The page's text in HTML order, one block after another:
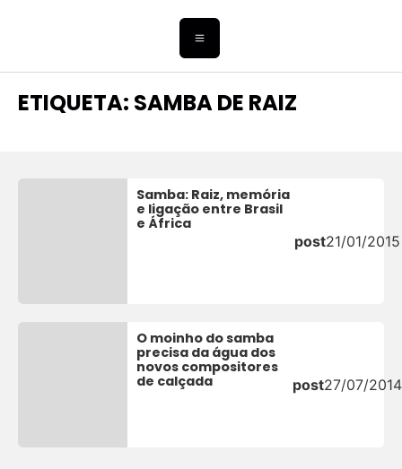
ETIQUETA: SAMBA DE RAIZ
Samba: Raiz, memória
e ligação entre Brasil
e África
post21/01/2015
O moinho do samba
precisa da água dos
novos compositores
de calçada
post27/07/2014